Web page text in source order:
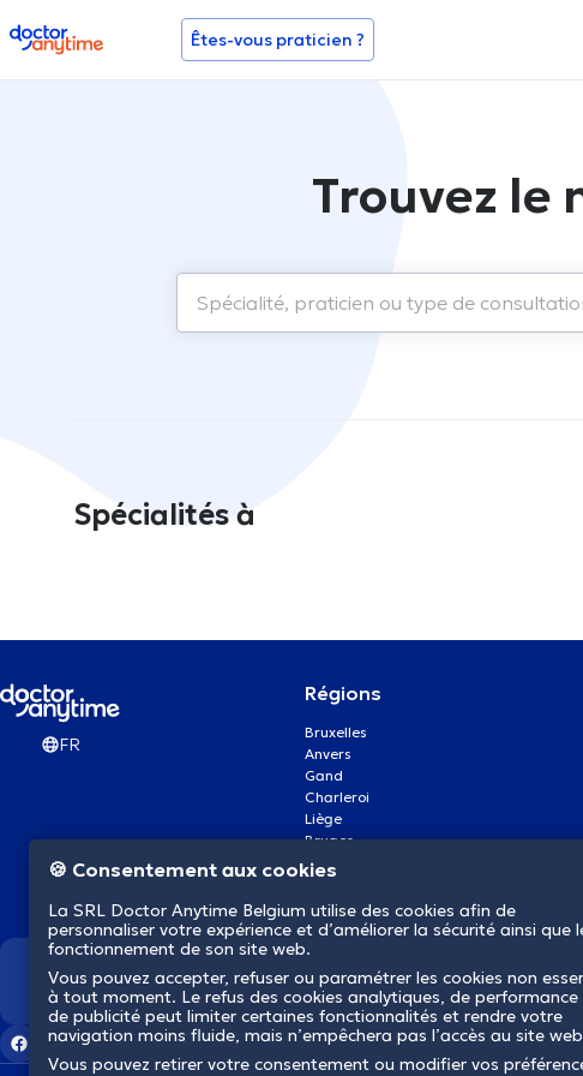
doctoranytime Êtes-vous praticien ?
Trouvez le
Spécialités à
FR
Régions
Bruxelles
Anvers
Gand
Charleroi
Liège
Bruges
Namur
Mons
Aalst Flandre-Orientale
Nous révolutionnons la santé
🍪 Consentement aux cookies
La SRL Doctor Anytime Belgium utilise des cookies afin de
personnaliser votre expérience et d’améliorer la sécurité ainsi que
fonctionnement de son site web.
Vous pouvez accepter, refuser ou paramétrer les cookies non
à tout moment. Le refus des cookies analytiques, de performance
de publicité peut limiter certaines fonctionnalités et rendre votre
navigation moins fluide, mais n’empêchera pas l’accès au site
Vous pouvez retirer votre consentement ou modifier vos